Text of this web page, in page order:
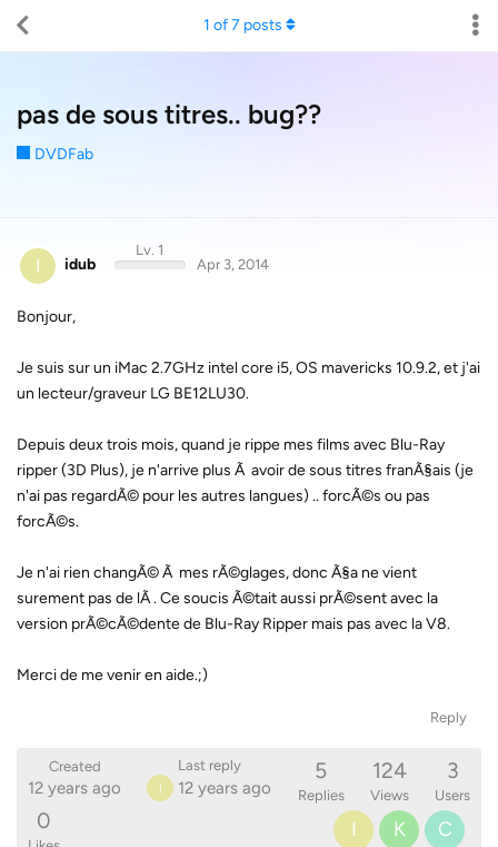
pas de sous titres.. bug??
DVDFab
1 of7 posts
I idub
Lv. 1
Apr 3, 2014
Bonjour,
Je suis sur un iMac 2.7GHz intel core i5, OS mavericks 10.9.2, et j'ai
un lecteur/graveur LG BE12LU30.
Depuis deux trois mois, quand je rippe mes films avec Blu-Ray
ripper (3D Plus), je n'arrive plus Ã avoir de sous titres franÃ§ais (je
n'ai pas regardÃ© pour les autres langues) .. forcÃ©s ou pas
forcÃ©s.
Je n'ai rien changÃ© Ã mes rÃ©glages, donc Ã§a ne vient
surement pas de lÃ . Ce soucis Ã©tait aussi prÃ©sent avec la
version prÃ©cÃ©dente de Blu-Ray Ripper mais pas avec la V8.
Merci de me venir en aide.;)
Reply
Created
12 years ago
Last reply
I 12 years ago
5
Replies
124
Views
3
Users
0 I K C